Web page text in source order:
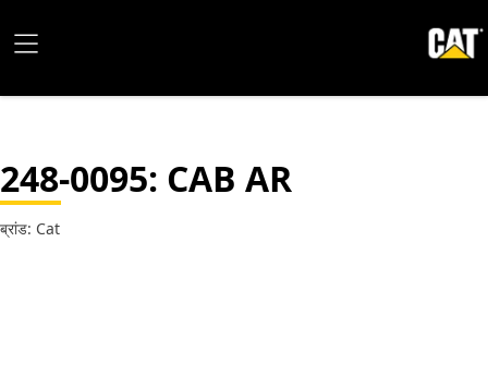
248-0095: CAB AR
ब्रांड: Cat